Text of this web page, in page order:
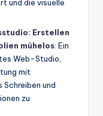
und die visuelle
Erstellen
mühelos: Ein
Web-Studio,
mit
Schreiben und
zu